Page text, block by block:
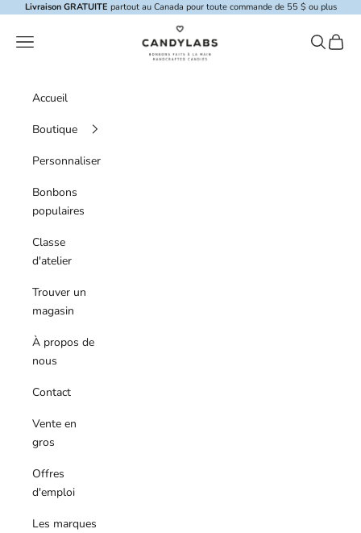
Skip to content
Livraison GRATUITE partout au Canada pour toute commande de 55 $ ou plus
Candylabs
Menu de navigation
Panier
Accueil
Boutique
Personnaliser
Bonbons
populaires
Classe
d'atelier
Trouver un
magasin
À propos de
nous
Contact
Vente en
gros
Offres
d'emploi
Les marques